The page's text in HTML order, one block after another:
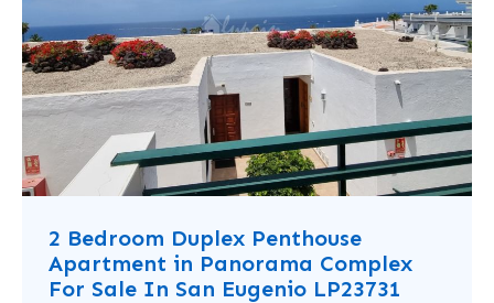
2 Bedroom Duplex Penthouse
Apartment in Panorama Complex
For Sale In San Eugenio LP23731